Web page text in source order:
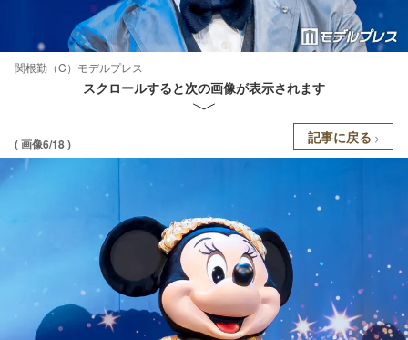
関根勤（C）モデルプレス
スクロールすると次の画像が表示されます
( 画像6/18 ) 記事に戻る